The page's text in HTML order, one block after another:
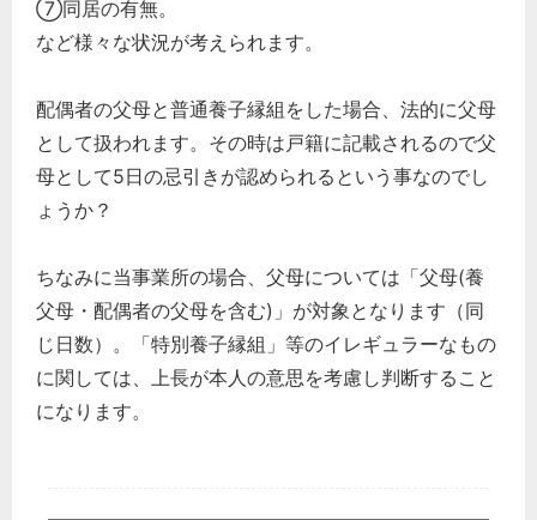
⑦同居の有無。
など様々な状況が考えられます。
配偶者の父母と普通養子縁組をした場合、法的に父母
として扱われます。その時は戸籍に記載されるので父
母として5日の忌引きが認められるという事なのでし
ょうか？
ちなみに当事業所の場合、父母については「父母(養
父母・配偶者の父母を含む)」が対象となります（同
じ日数）。「特別養子縁組」等のイレギュラーなもの
に関しては、上長が本人の意思を考慮し判断すること
になります。